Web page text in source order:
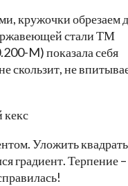
кружочки обрезаем
стали ТМ
M) показала себя
скользит, не
Уложить
градиент. Терпение –